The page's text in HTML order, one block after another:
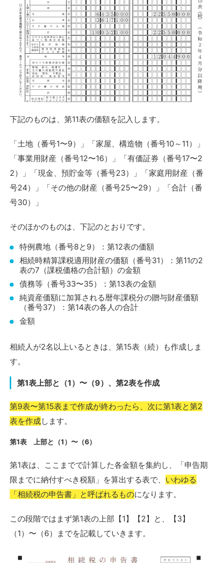
下記のものは、第11表の価額を記入します。
「土地（番号1〜9）」「家屋、構造物（番号10～11）」
「事業用財産（番号12〜16）」「有価証券（番号17〜2
2）」「現金、預貯金等（番号23）」「家庭用財産（番
号24）」「その他の財産（番号25〜29）」「合計（番
号30）」
そのほかのものは、下記のとおりです。
特例農地（番号8と9）：第12表の価額
相続時精算課税適用財産の価額（番号31）：第11の2
表の7（課税価格の合計額）の金額
債務等（番号33〜35）：第13表の金額
純資産価額に加算される暦年課税分の贈与財産価額
（番号37）：第14表の各人の合計
金額
相続人が2名以上いるときは、第15表（続）も作成しま
す。
第1表上部と（1）〜（9）、第2表を作成
第9表〜第15表まで作成が終わったら、次に第1表と第2
表を作成します。
第1表 上部と（1）〜（6）
第1表は、ここまでで計算した各金額を集約し、「申告期
限までに納付すべき税額」を算出する表で、 いわゆる
「相続税の申告書」と呼ばれるものになります。
この段階ではまず第1表の上部【1】【2】と、【3】
（1）〜（6）までを記載していきます。